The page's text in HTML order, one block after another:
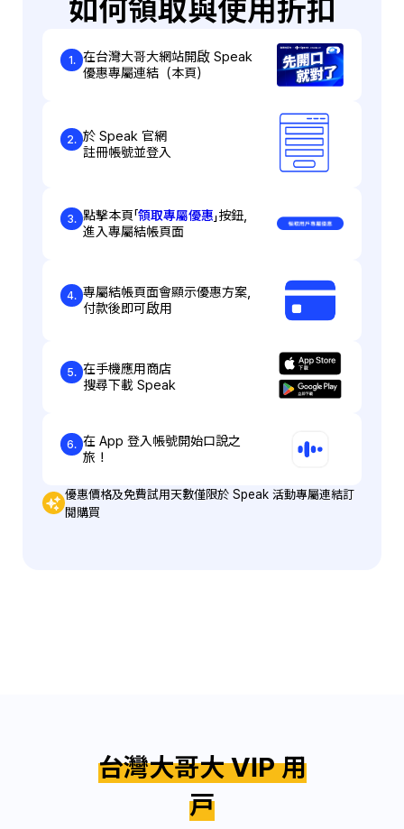
如何領取與使用折扣
1.
在台灣大哥大網站開啟 Speak
優惠專屬連結（本頁）
2. 於 Speak 官網
註冊帳號並登入
3. 點擊本頁「領取專屬優惠」按鈕，
進入專屬結帳頁面
4. 專屬結帳頁面會顯示優惠方案，
付款後即可啟用
5. 在手機應用商店
搜尋下載 Speak
6. 在 App 登入帳號開始口說之
旅！
優惠價格及免費試用天數僅限於 Speak 活動專屬連結訂
閱購買
台灣大哥大 VIP 用
戶